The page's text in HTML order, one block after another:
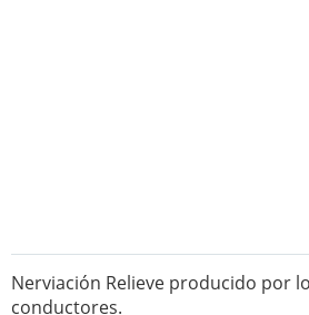
Nerviación Relieve producido por
conductores.